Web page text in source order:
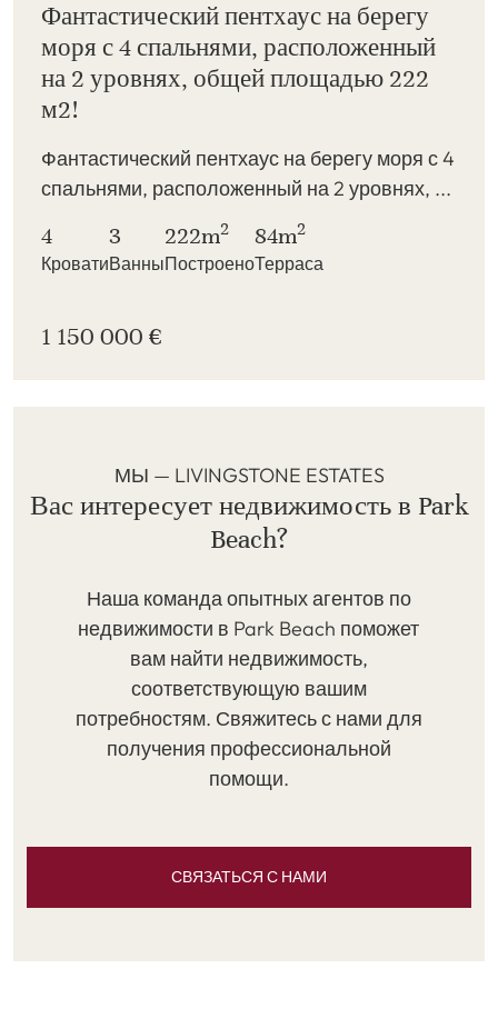
Фантастический пентхаус на берегу
моря с 4 спальнями, расположенный
на 2 уровнях, общей площадью 222
м2!
Фантастический пентхаус на берегу моря с 4
спальнями, расположенный на 2 уровнях, ...
4
Кровати
3
Ванны
222m2
Построено
84m2
Терраса
1 150 000 €
МЫ — LIVINGSTONE ESTATES
Вас интересует недвижимость в Park
Beach?
Наша команда опытных агентов по
недвижимости в Park Beach поможет
вам найти недвижимость,
соответствующую вашим
потребностям. Свяжитесь с нами для
получения профессиональной
помощи.
СВЯЗАТЬСЯ С НАМИ